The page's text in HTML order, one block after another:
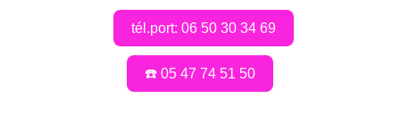
tél.port: 06 50 30 34 69
☎️ 05 47 74 51 50